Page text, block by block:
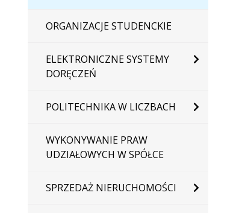
ORGANIZACJE STUDENCKIE
ELEKTRONICZNE SYSTEMY
DORĘCZEŃ
POLITECHNIKA W LICZBACH
WYKONYWANIE PRAW
UDZIAŁOWYCH W SPÓŁCE
SPRZEDAŻ NIERUCHOMOŚCI